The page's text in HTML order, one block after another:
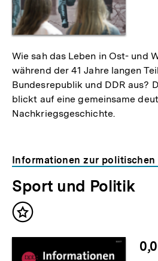
Wie sah das Leben in Ost- und
während der 41 Jahre langen
Bundesrepublik und DDR aus?
blickt auf eine gemeinsame
Nachkriegsgeschichte.
Informationen zur
Sport und Politik
Inhalt